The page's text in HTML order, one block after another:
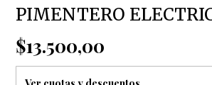
PIMENTERO
$13.500,00